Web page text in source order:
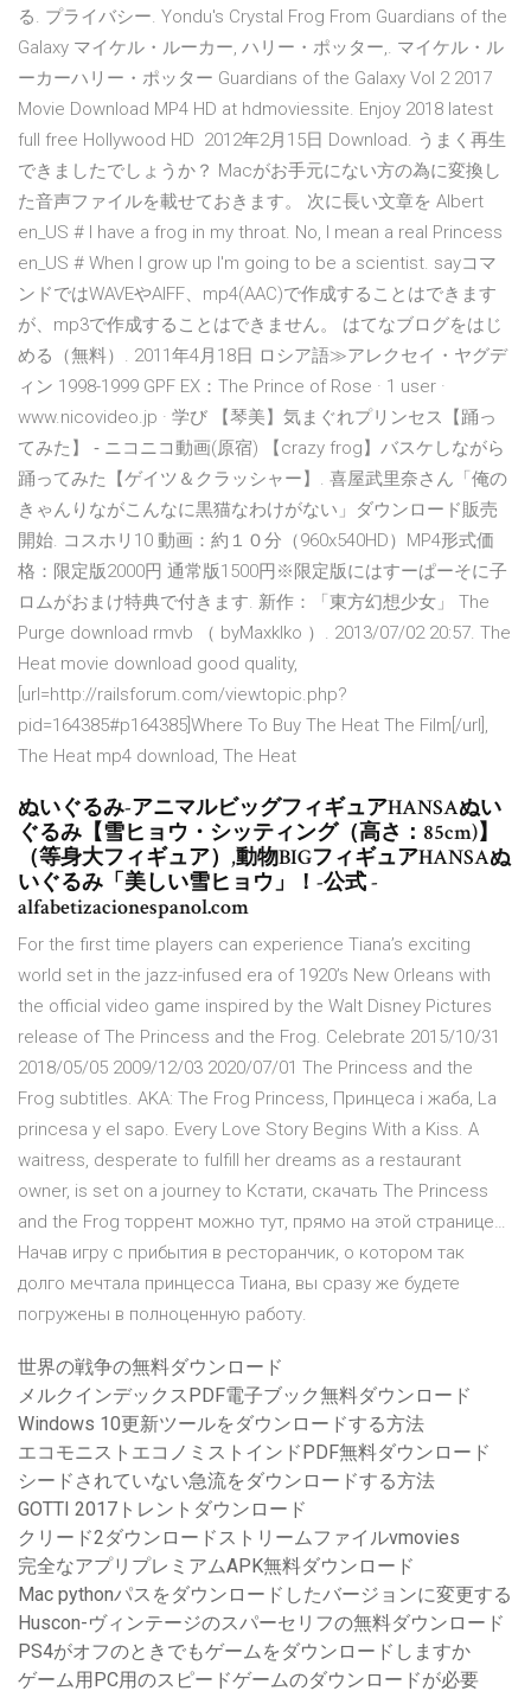
る. プライバシー. Yondu's Crystal Frog From Guardians of the
Galaxy マイケル・ルーカー, ハリー・ポッター,. マイケル・ル
ーカーハリー・ポッター Guardians of the Galaxy Vol 2 2017
Movie Download MP4 HD at hdmoviessite. Enjoy 2018 latest
full free Hollywood HD 2012年2月15日 Download. うまく再生
できましたでしょうか？ Macがお手元にない方の為に変換し
た音声ファイルを載せておきます。 次に長い文章を Albert
en_US # I have a frog in my throat. No, I mean a real Princess
en_US # When I grow up I'm going to be a scientist. sayコマ
ンドではWAVEやAIFF、mp4(AAC)で作成することはできます
が、mp3で作成することはできません。 はてなブログをはじ
める（無料）. 2011年4月18日 ロシア語≫アレクセイ・ヤグデ
ィン 1998-1999 GPF EX：The Prince of Rose · 1 user ·
www.nicovideo.jp · 学び 【琴美】気まぐれプリンセス【踊っ
てみた】 ‐ ニコニコ動画(原宿) 【crazy frog】バスケしながら
踊ってみた【ゲイツ＆クラッシャー】. 喜屋武里奈さん「俺の
きゃんりながこんなに黒猫なわけがない」ダウンロード販売
開始. コスホリ10 動画：約１０分（960x540HD）MP4形式価
格：限定版2000円 通常版1500円※限定版にはすーぱーそに子
ロムがおまけ特典で付きます. 新作：「東方幻想少女」 The
Purge download rmvb （ byMaxklko ）. 2013/07/02 20:57. The
Heat movie download good quality,
[url=http://railsforum.com/viewtopic.php?
pid=164385#p164385]Where To Buy The Heat The Film[/url],
The Heat mp4 download, The Heat
ぬいぐるみ-アニマルビッグフィギュアHANSAぬい
ぐるみ【雪ヒョウ・シッティング（高さ：85cm)】
（等身大フィギュア）,動物BIGフィギュアHANSAぬ
いぐるみ「美しい雪ヒョウ」！-公式 -
alfabetizacionespanol.com
For the first time players can experience Tiana’s exciting
world set in the jazz-infused era of 1920’s New Orleans with
the official video game inspired by the Walt Disney Pictures
release of The Princess and the Frog. Celebrate 2015/10/31
2018/05/05 2009/12/03 2020/07/01 The Princess and the
Frog subtitles. AKA: The Frog Princess, Принцеса i жаба, La
princesa y el sapo. Every Love Story Begins With a Kiss. A
waitress, desperate to fulfill her dreams as a restaurant
owner, is set on a journey to Кстати, скачать The Princess
and the Frog торрент можно тут, прямо на этой странице…
Начав игру с прибытия в ресторанчик, о котором так
долго мечтала принцесса Тиана, вы сразу же будете
погружены в полноценную работу.
世界の戦争の無料ダウンロード
メルクインデックスPDF電子ブック無料ダウンロード
Windows 10更新ツールをダウンロードする方法
エコモニストエコノミストインドPDF無料ダウンロード
シードされていない急流をダウンロードする方法
GOTTI 2017トレントダウンロード
クリード2ダウンロードストリームファイルvmovies
完全なアプリプレミアムAPK無料ダウンロード
Mac pythonパスをダウンロードしたバージョンに変更する
Huscon-ヴィンテージのスパーセリフの無料ダウンロード
PS4がオフのときでもゲームをダウンロードしますか
ゲーム用PC用のスピードゲームのダウンロードが必要